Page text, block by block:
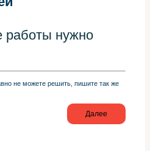
работы нужно
не можете решить, пишите так же
Далее